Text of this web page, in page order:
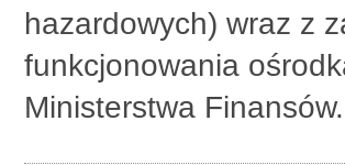
hazardowych) wraz z
funkcjonowania
Ministerstwa